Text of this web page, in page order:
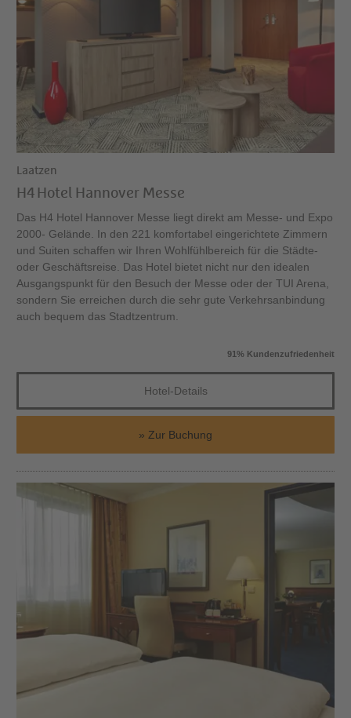
Laatzen
H4 Hotel Hannover Messe
Das H4 Hotel Hannover Messe liegt direkt am Messe- und Expo
2000- Gelände. In den 221 komfortabel eingerichtete Zimmern
und Suiten schaffen wir Ihren Wohlfühlbereich für die Städte-
oder Geschäftsreise. Das Hotel bietet nicht nur den idealen
Ausgangspunkt für den Besuch der Messe oder der TUI Arena,
sondern Sie erreichen durch die sehr gute Verkehrsanbindung
auch bequem das Stadtzentrum.
91% Kundenzufriedenheit
Hotel-Details
Zur Buchung